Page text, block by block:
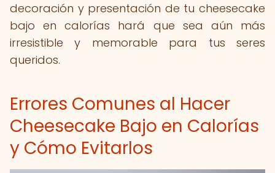
decoración y presentación de tu cheesecake
bajo en calorías hará que sea aún más
irresistible y memorable para tus seres
queridos.
Errores Comunes al Hacer
Cheesecake Bajo en Calorías
y Cómo Evitarlos